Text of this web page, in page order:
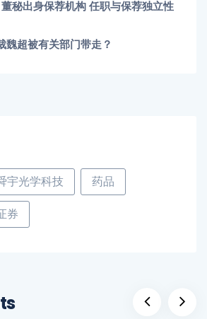
董秘出身保荐机构 任职与保荐独立性
魏超被有关部门带走？
宇光学科技 药品
券